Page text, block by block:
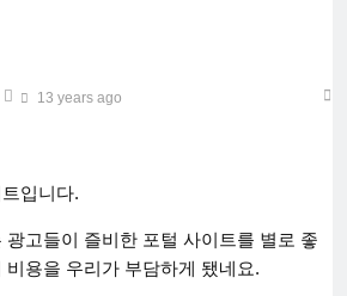
13 years ago
입니다.
광고들이 즐비한 포털 사이트를 별로 좋
비용을 우리가 부담하게 됐네요.